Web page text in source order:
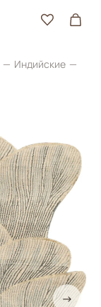
Индийские
→